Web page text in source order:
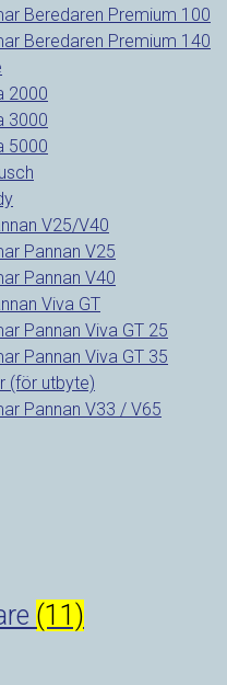
Beredaren Premium 100
Beredaren Premium 140
2000
3000
5000
V25/V40
Pannan V25
Pannan V40
Viva GT
Pannan Viva GT 25
Pannan Viva GT 35
(för utbyte)
Pannan V33 / V65
(11)